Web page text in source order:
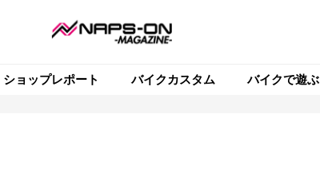
ショップレポート バイクカスタム バイクで遊ぶ